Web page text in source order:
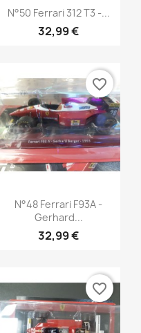
Aperçu rapide
N°50 Ferrari 312 T3 -...
32,99 €
Aperçu rapide
N°48 Ferrari F93A -
Gerhard...
32,99 €
favorite_border
favorite_border